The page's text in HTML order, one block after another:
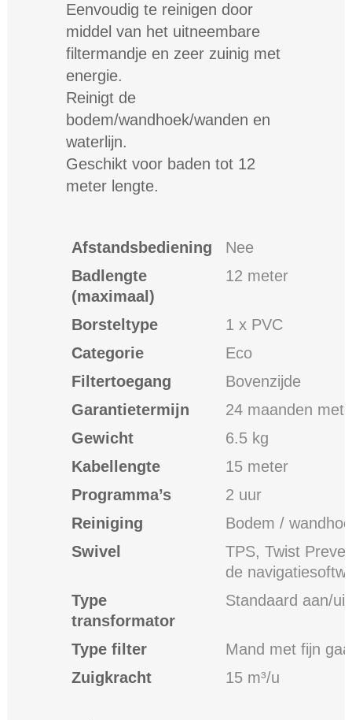
Eenvoudig te reinigen door
middel van het uitneembare
filtermandje en zeer zuinig met
energie.
Reinigt de
bodem/wandhoek/wanden en
waterlijn.
Geschikt voor baden tot 12
meter lengte.
Afstandsbediening
Nee
Badlengte
(maximaal)
12 meter
Borsteltype
1 x PVC
Categorie
Eco
Filtertoegang
Bovenzijde
Garantietermijn
24 maanden met
Gewicht
6.5 kg
Kabellengte
15 meter
Programma’s
2 uur
Reiniging
Bodem /
Swivel
TPS, Twist
de
Type
transformator
Standaard aan/uit
Type filter
Mand met fijn
Zuigkracht
15 m³/u